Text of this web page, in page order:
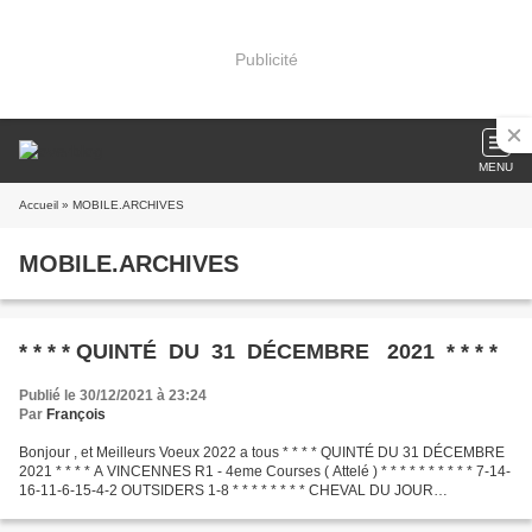
Publicité
MENU
Accueil » MOBILE.ARCHIVES
MOBILE.ARCHIVES
* * * * QUINTÉ DU 31 DÉCEMBRE 2021 * * * *
Publié le 30/12/2021 à 23:24
Par François
Bonjour , et Meilleurs Voeux 2022 a tous * * * * QUINTÉ DU 31 DÉCEMBRE
2021 * * * * A VINCENNES R1 - 4eme Courses ( Attelé ) * * * * * * * * * * 7-14-
16-11-6-15-4-2 OUTSIDERS 1-8 * * * * * * * * CHEVAL DU JOUR